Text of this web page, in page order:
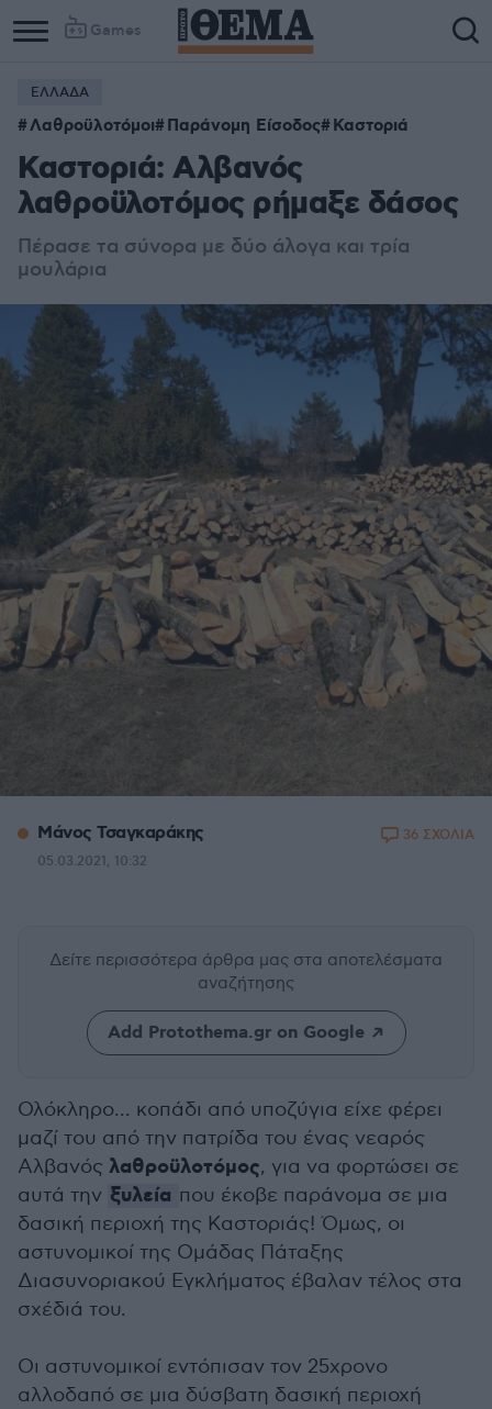
Games
ΕΛΛΑΔΑ
Λαθροϋλοτόμοι Παράνομη Είσοδος Καστοριά
Καστοριά: Αλβανός
λαθροϋλοτόμος ρήμαξε δάσος
Πέρασε τα σύνορα με δύο άλογα και τρία
μουλάρια
Μάνος Τσαγκαράκης
05.03.2021, 10:32
36 ΣΧΟΛΙΑ
Δείτε περισσότερα άρθρα μας στα αποτελέσματα
αναζήτησης
Add Protothema.gr on Google
Ολόκληρο... κοπάδι από υποζύγια είχε φέρει
μαζί του από την πατρίδα του ένας νεαρός
Αλβανός λαθροϋλοτόμος, για να φορτώσει σε
αυτά την ξυλεία που έκοβε παράνομα σε μια
δασική περιοχή της Καστοριάς! Όμως, οι
αστυνομικοί της Ομάδας Πάταξης
Διασυνοριακού Εγκλήματος έβαλαν τέλος στα
σχέδιά του.
Οι αστυνομικοί εντόπισαν τον 25χρονο
αλλοδαπό σε μια δύσβατη δασική περιοχή